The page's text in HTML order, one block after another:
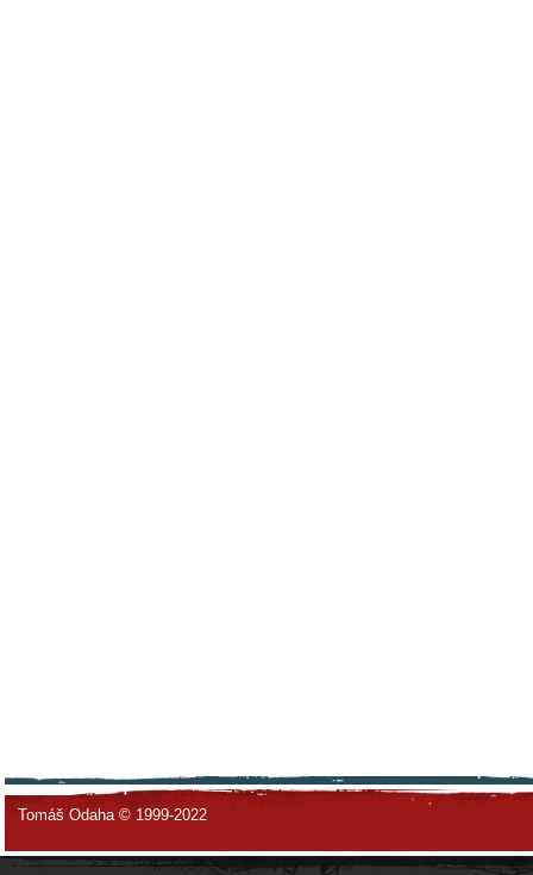
Tomáš Odaha © 1999-2022